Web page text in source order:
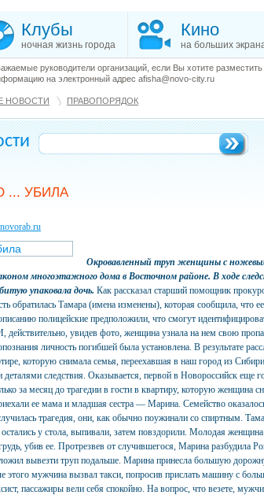
Клубы
ночная жизнь города
Кино
на больших
руководители организаций, если Вы хотите
на электронный адрес afisha@novo-city.ru
НОВОСТИ ПРАВОПОРЯДОК
... УБИЛА
novorab.ru
Окровавленный труп женщины с
многоэтажного дома в Восточном районе. В ходе
упаковала дочь. Как рассказал старший помощник
обратилась Тамара (имена изменены), которая сообщила, что
полицейские предположили, что смогут
действительно, увидев фото, женщина узнала на нем свою
личность погибшей была установлена. В результате
которую снимала семья, переехавшая в наш город из
следствия. Оказывается, первой в Новороссийск еще
за месяц до трагедии в гости в квартиру, которую женщина
ее мама и младшая сестра — Марина. Семейство
трагедия, они, как обычно поужинали со спиртным.
у стола, выпивали, затем повздорили. Молодая женщина
убив ее. Протрезвев от случившегося, Марина разбудила
вывезти труп подальше. Марина принесла большую
этого мужчина вызвал такси, попросив прислать машину с
пассажиры вели себя спокойно. На вопрос, что везете,